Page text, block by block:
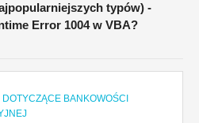
typów) -
Error 1004 w VBA?
BANKOWOŚCI